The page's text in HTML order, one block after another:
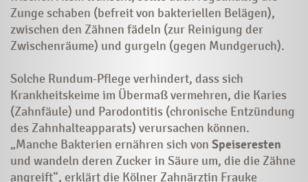
Zunge schaben (befreit von bakteriellen Belägen),
zwischen den Zähnen fädeln (zur Reinigung der
Zwischenräume) und gurgeln (gegen Mundgeruch).
Solche Rundum-Pflege verhindert, dass sich
Krankheitskeime im Übermaß vermehren, die Karies
(Zahnfäule) und Parodontitis (chronische Entzündung
des Zahnhalteapparats) verursachen können.
„Manche Bakterien ernähren sich von Speiseresten
und wandeln deren Zucker in Säure um, die die Zähne
angreift“, erklärt die Kölner Zahnärztin Frauke